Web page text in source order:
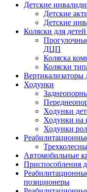
Детские
Детские
Детские
Коляски для
ДЦП
Коляска
Коляски
Ходунки
Ходунки
Ходунки на
Ходунки
Автомобильные
Приспособления
позиционеры